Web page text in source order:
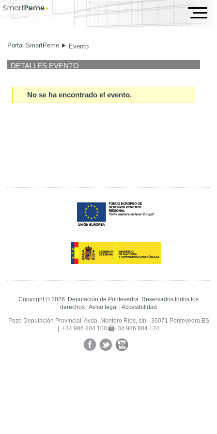
Evento
Portal SmartPeme Evento
DETALLES EVENTO
No se ha encontrado el evento.
Copyright © 2026. Deputación de Pontevedra. Reservados todos los
derechos | Aviso legal | Accesibilidad
Pazo Deputación Provincial. Avda. Montero Ríos, s/n - 36071 Pontevedra ES
| +34 986 804 100
+34 986 804 124
FacebookTwitterYouTube